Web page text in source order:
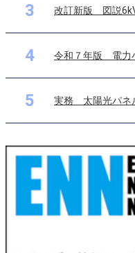
3 改訂新版 図説
4 令和７年版 電力
5 実務 太陽光パネ